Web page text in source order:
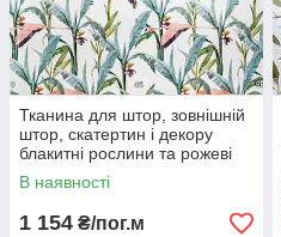
Тканина для штор, зовнішній
штор, скатертин і декору
блакитні рослини та рожеві
фламінго на білому тлі
В наявності
1 154 ₴/пог.м